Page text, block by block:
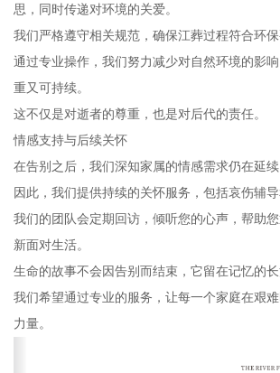
思，同时传递对环境的关爱。
我们严格遵守相关规范，确保江葬过程符合环保
通过专业操作，我们努力减少对自然环境的影
重又可持续。
这不仅是对逝者的尊重，也是对后代的责任。
情感支持与后续关怀
在告别之后，我们深知家属的情感需求仍在延续
因此，我们提供持续的关怀服务，包括哀伤辅导
我们的团队会定期回访，倾听您的心声，帮助
新面对生活。
生命的故事不会因告别而结束，它留在记忆的长
我们希望通过专业的服务，让每一个家庭在艰
力量。